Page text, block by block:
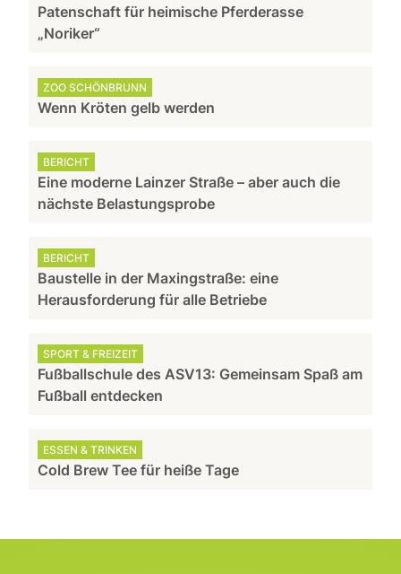
Patenschaft für heimische Pferderasse
„Noriker“
ZOO SCHÖNBRUNN
Wenn Kröten gelb werden
BERICHT
Eine moderne Lainzer Straße – aber auch die
nächste Belastungsprobe
BERICHT
Baustelle in der Maxingstraße: eine
Herausforderung für alle Betriebe
SPORT & FREIZEIT
Fußballschule des ASV13: Gemeinsam Spaß am
Fußball entdecken
ESSEN & TRINKEN
Cold Brew Tee für heiße Tage